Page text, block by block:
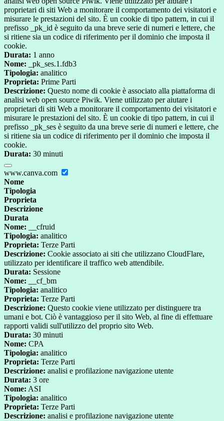
proprietari di siti Web a monitorare il comportamento dei visitatori e
misurare le prestazioni del sito. È un cookie di tipo pattern, in cui il
prefisso _pk_id è seguito da una breve serie di numeri e lettere, che
si ritiene sia un codice di riferimento per il dominio che imposta il
cookie.
Durata: 1 anno
Nome: _pk_ses.1.fdb3
Tipologia: analitico
Proprieta: Prime Parti
Descrizione: Questo nome di cookie è associato alla piattaforma di
analisi web open source Piwik. Viene utilizzato per aiutare i
proprietari di siti Web a monitorare il comportamento dei visitatori e
misurare le prestazioni del sito. È un cookie di tipo pattern, in cui il
prefisso _pk_ses è seguito da una breve serie di numeri e lettere, che
si ritiene sia un codice di riferimento per il dominio che imposta il
cookie.
Durata: 30 minuti
www.canva.com
Nome
Tipologia
Proprieta
Descrizione
Durata
Nome: __cfruid
Tipologia: analitico
Proprieta: Terze Parti
Descrizione: Cookie associato ai siti che utilizzano CloudFlare,
utilizzato per identificare il traffico web attendibile.
Durata: Sessione
Nome: __cf_bm
Tipologia: analitico
Proprieta: Terze Parti
Descrizione: Questo cookie viene utilizzato per distinguere tra
umani e bot. Ciò è vantaggioso per il sito Web, al fine di effettuare
rapporti validi sull'utilizzo del proprio sito Web.
Durata: 30 minuti
Nome: CPA
Tipologia: analitico
Proprieta: Terze Parti
Descrizione: analisi e profilazione navigazione utente
Durata: 3 ore
Nome: ASI
Tipologia: analitico
Proprieta: Terze Parti
Descrizione: analisi e profilazione navigazione utente